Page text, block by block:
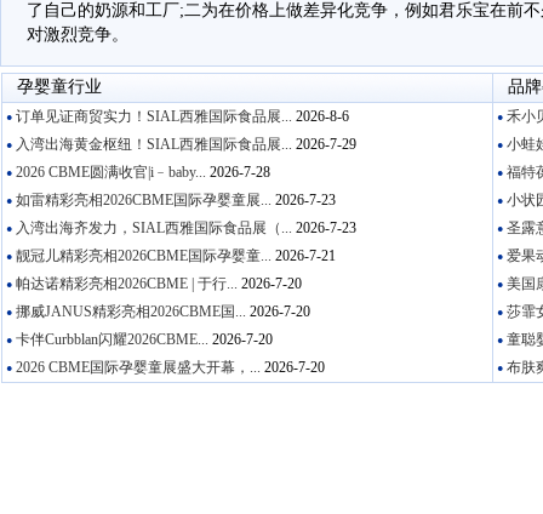
了自己的奶源和工厂;二为在价格上做差异化竞争，例如君乐宝在前
对激烈竞争。
孕婴童行业 品牌
●订单见证商贸实力！SIAL西雅国际食品展... 2026-8-6
●入湾出海黄金枢纽！SIAL西雅国际食品展... 2026-7-29
●2026 CBME圆满收官|i﹣baby... 2026-7-28
●如雷精彩亮相2026CBME国际孕婴童展... 2026-7-23
●入湾出海齐发力，SIAL西雅国际食品展（... 2026-7-23
●靓冠儿精彩亮相2026CBME国际孕婴童... 2026-7-21
●帕达诺精彩亮相2026CBME | 于行... 2026-7-20
●挪威JANUS精彩亮相2026CBME国... 2026-7-20
●卡伴Curbblan闪耀2026CBME... 2026-7-20
●2026 CBME国际孕婴童展盛大开幕，... 2026-7-20
●禾小
●小蛙
●福特
●小状
●圣露
●爱果
●美国
●莎霏
●童聪
●布肤